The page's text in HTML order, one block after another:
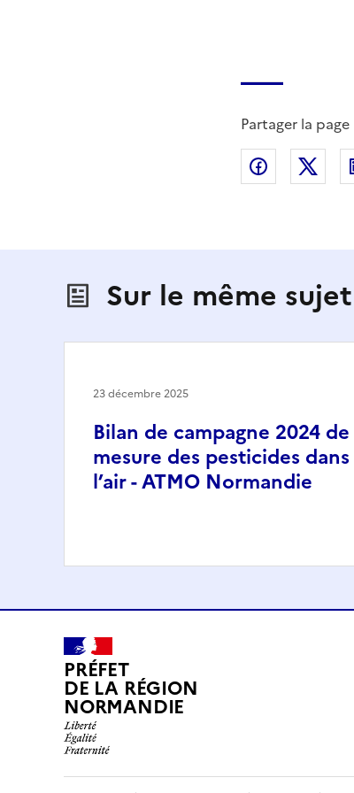
Partager la page
Partager
Sur le même sujet
Bilan de campagne 2024 de
mesure des pesticides dans
l’air - ATMO Normandie
23 décembre 2025
PRÉFET
DE LA RÉGION
NORMANDIE